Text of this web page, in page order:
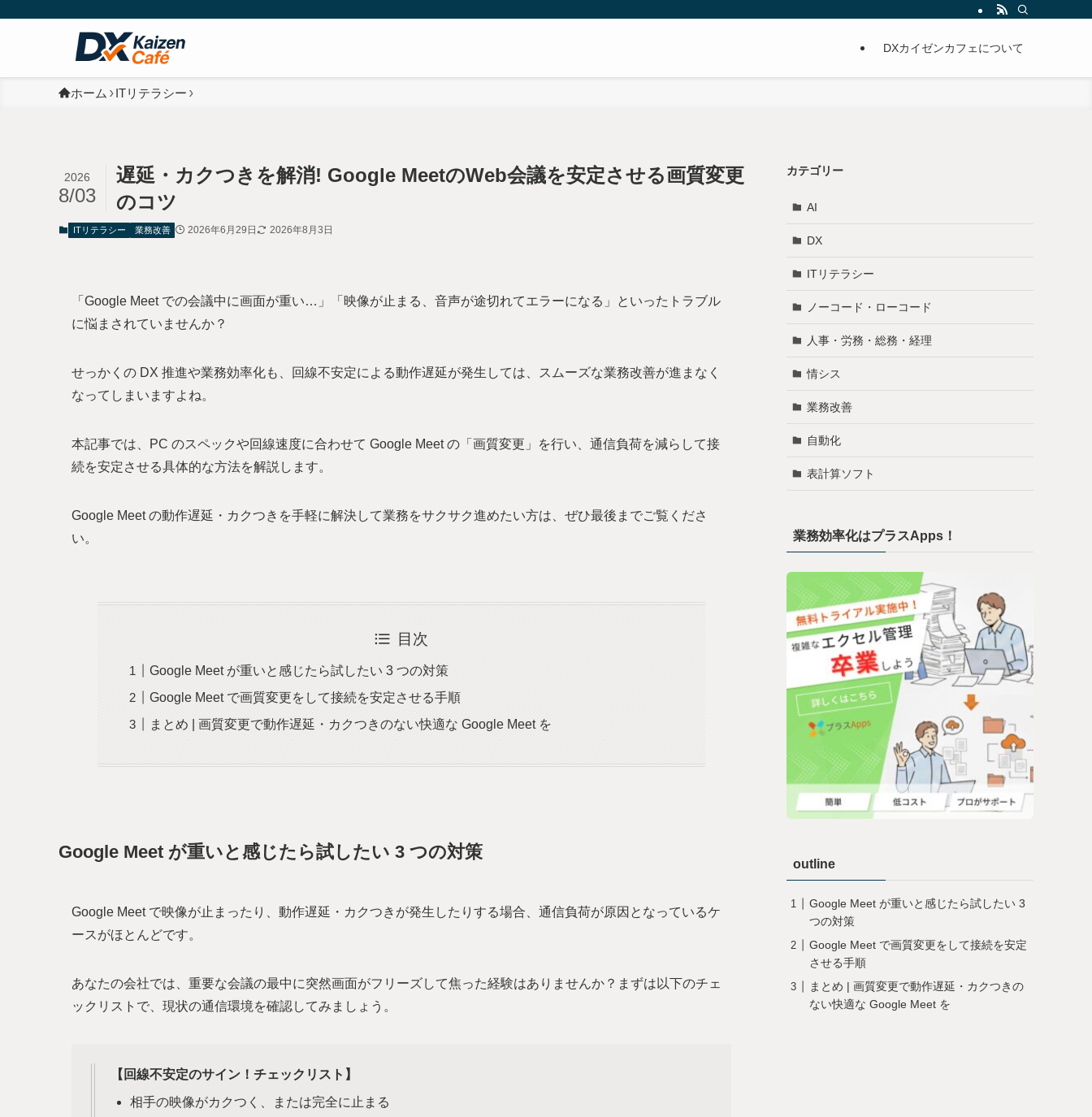
DXカイゼンカフェについて
ホーム ITリテラシー
遅延・カクつきを解消! Google MeetのWeb会議を安定させる画質変更
のコツ
2026
8/03
ITリテラシー 業務改善 2026年6月29日 2026年8月3日
「Google Meet での会議中に画面が重い…」「映像が止まる、音声が途切れてエラーになる」といったトラブル
に悩まされていませんか？
せっかくの DX 推進や業務効率化も、回線不安定による動作遅延が発生しては、スムーズな業務改善が進まなく
なってしまいますよね。
本記事では、PC のスペックや回線速度に合わせて Google Meet の「画質変更」を行い、通信負荷を減らして接
続を安定させる具体的な方法を解説します。
Google Meet の動作遅延・カクつきを手軽に解決して業務をサクサク進めたい方は、ぜひ最後までご覧くださ
い。
目次
Google Meet が重いと感じたら試したい 3 つの対策
Google Meet で画質変更をして接続を安定させる手順
まとめ | 画質変更で動作遅延・カクつきのない快適な Google Meet を
Google Meet が重いと感じたら試したい 3 つの対策
Google Meet で映像が止まったり、動作遅延・カクつきが発生したりする場合、通信負荷が原因となっているケ
ースがほとんどです。
あなたの会社では、重要な会議の最中に突然画面がフリーズして焦った経験はありませんか？まずは以下のチェ
ックリストで、現状の通信環境を確認してみましょう。
【回線不安定のサイン！チェックリスト】
相手の映像がカクつく、または完全に止まる
カテゴリー
AI
DX
ITリテラシー
ノーコード・ローコード
人事・労務・総務・経理
情シス
業務改善
自動化
表計算ソフト
業務効率化はプラスApps！
outline
Google Meet が重いと感じたら試したい 3
つの対策
Google Meet で画質変更をして接続を安定
させる手順
まとめ | 画質変更で動作遅延・カクつきの
ない快適な Google Meet を